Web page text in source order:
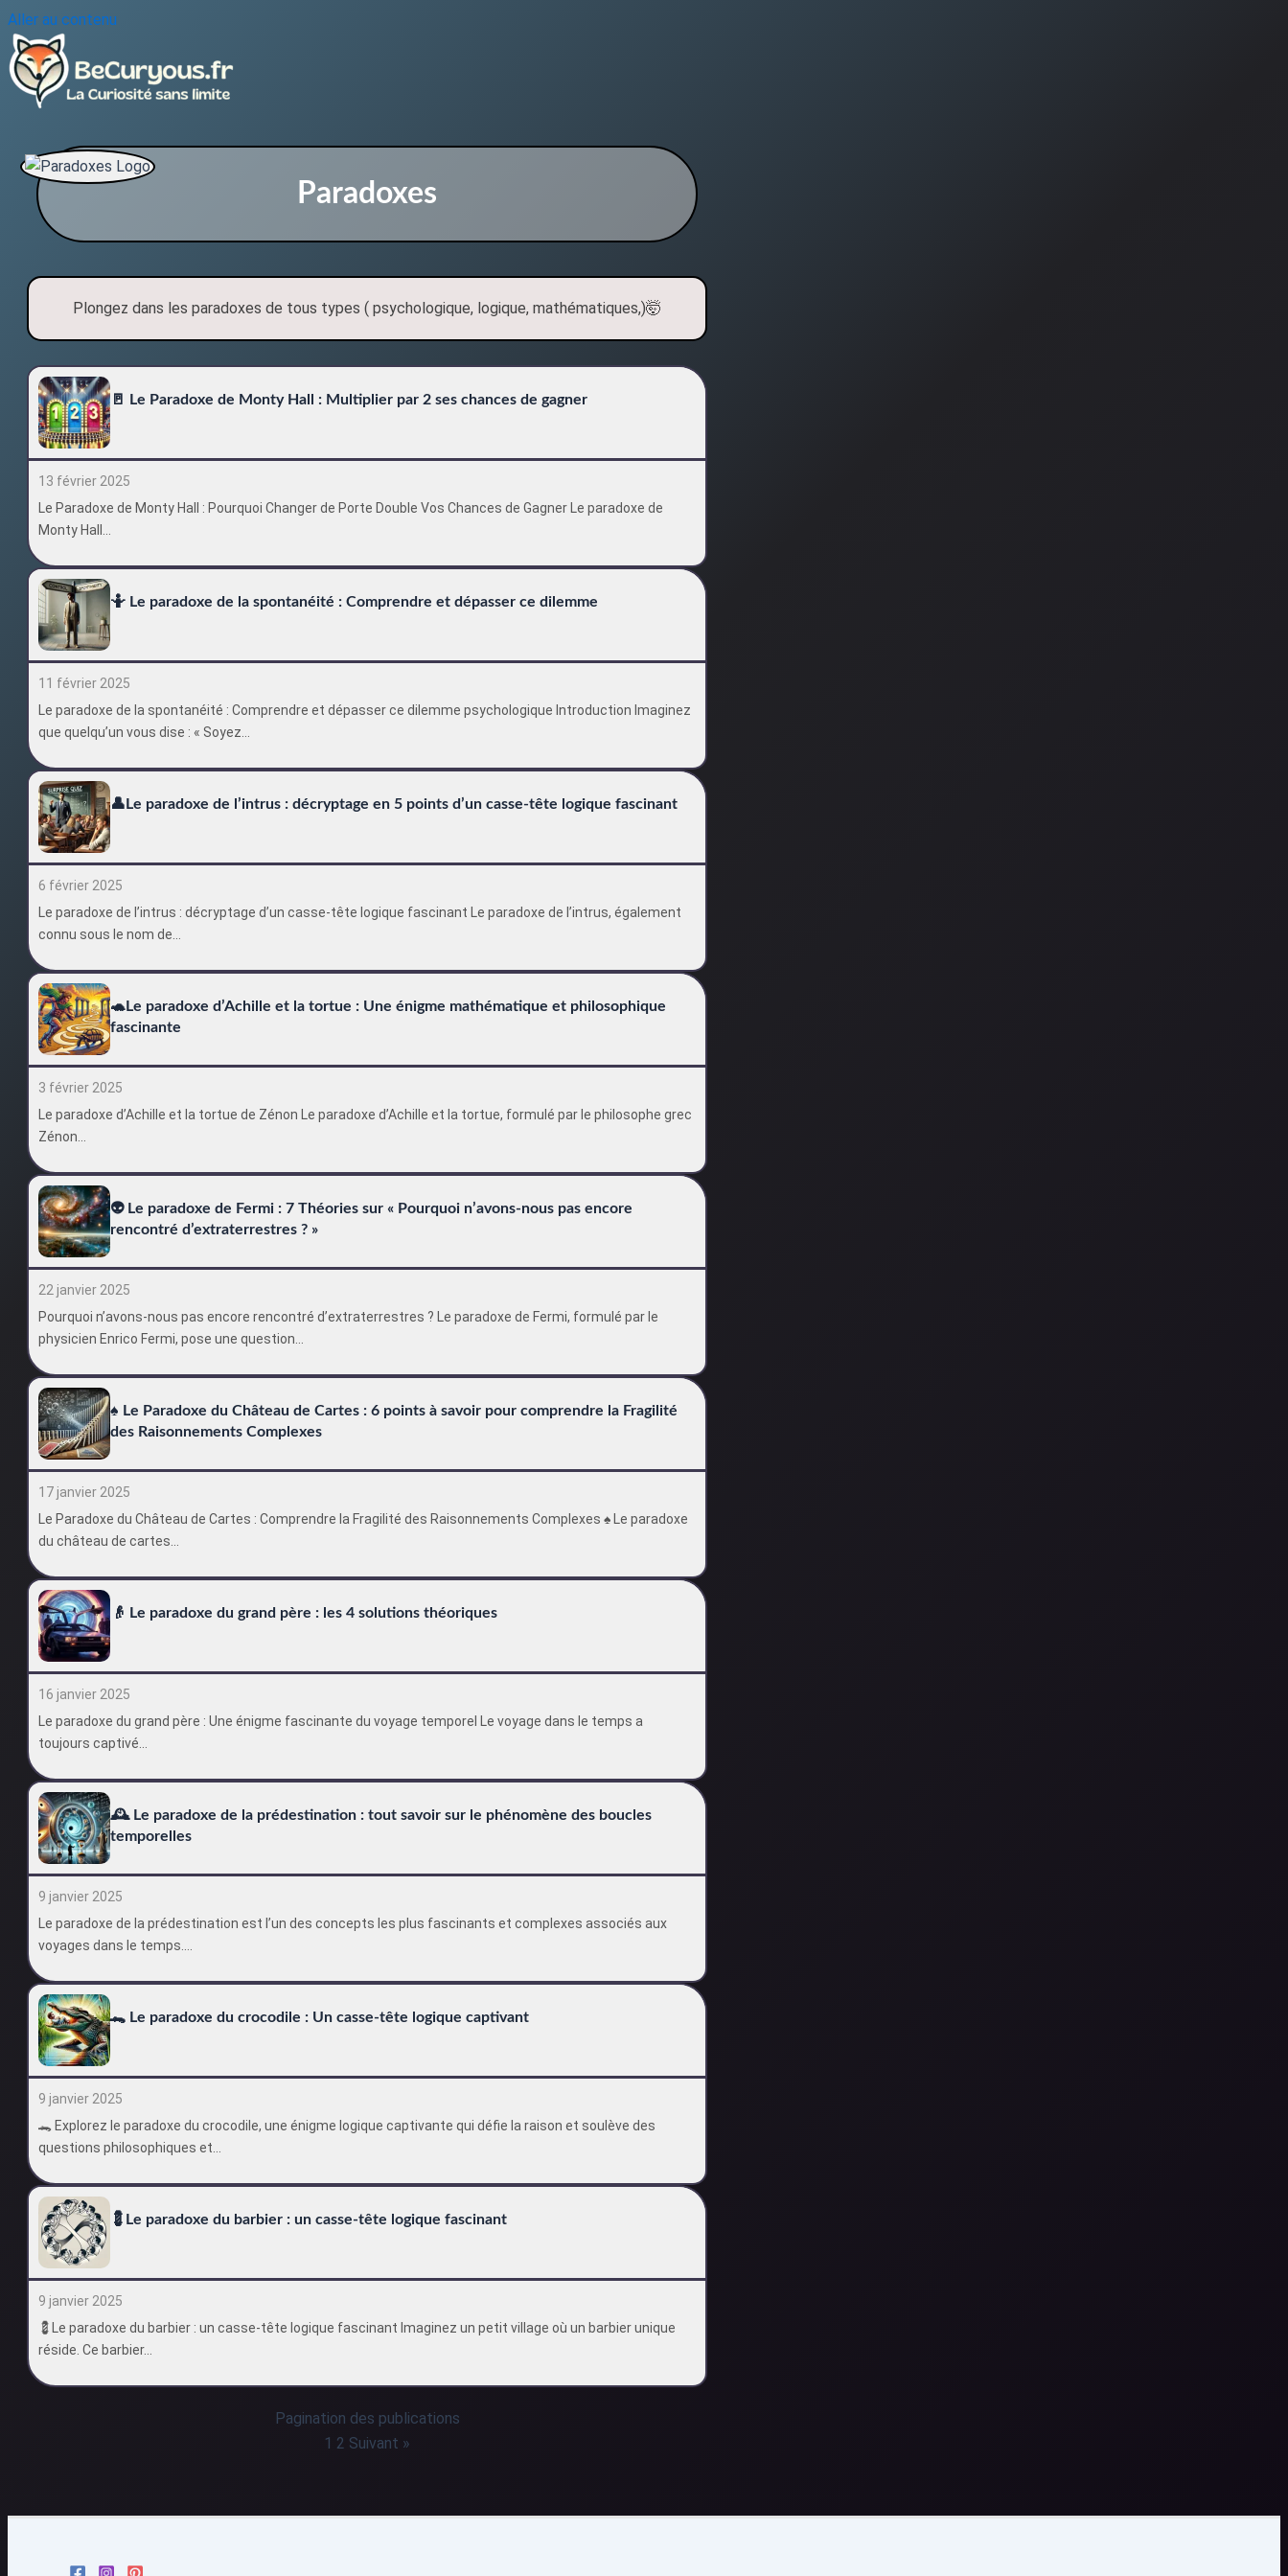
Aller au contenu
Paradoxes
Plongez dans les paradoxes de tous types ( psychologique, logique, mathématiques,)🤯
🚪 Le Paradoxe de Monty Hall : Multiplier par 2 ses chances de gagner
13 février 2025
Le Paradoxe de Monty Hall : Pourquoi Changer de Porte Double Vos Chances de Gagner Le paradoxe de
Monty Hall…
🤷 Le paradoxe de la spontanéité : Comprendre et dépasser ce dilemme
11 février 2025
Le paradoxe de la spontanéité : Comprendre et dépasser ce dilemme psychologique Introduction Imaginez
que quelqu’un vous dise : « Soyez…
👤Le paradoxe de l’intrus : décryptage en 5 points d’un casse-tête logique fascinant
6 février 2025
Le paradoxe de l’intrus : décryptage d’un casse-tête logique fascinant Le paradoxe de l’intrus, également
connu sous le nom de…
🐢Le paradoxe d’Achille et la tortue : Une énigme mathématique et philosophique
fascinante
3 février 2025
Le paradoxe d’Achille et la tortue de Zénon Le paradoxe d’Achille et la tortue, formulé par le philosophe grec
Zénon…
👽 Le paradoxe de Fermi : 7 Théories sur « Pourquoi n’avons-nous pas encore
rencontré d’extraterrestres ? »
22 janvier 2025
Pourquoi n’avons-nous pas encore rencontré d’extraterrestres ? Le paradoxe de Fermi, formulé par le
physicien Enrico Fermi, pose une question…
♠️ Le Paradoxe du Château de Cartes : 6 points à savoir pour comprendre la Fragilité
des Raisonnements Complexes
17 janvier 2025
Le Paradoxe du Château de Cartes : Comprendre la Fragilité des Raisonnements Complexes ♠️ Le paradoxe
du château de cartes…
👴 Le paradoxe du grand père : les 4 solutions théoriques
16 janvier 2025
Le paradoxe du grand père : Une énigme fascinante du voyage temporel Le voyage dans le temps a
toujours captivé…
🕰️ Le paradoxe de la prédestination : tout savoir sur le phénomène des boucles
temporelles
9 janvier 2025
Le paradoxe de la prédestination est l’un des concepts les plus fascinants et complexes associés aux
voyages dans le temps.…
🐊 Le paradoxe du crocodile : Un casse-tête logique captivant
9 janvier 2025
🐊 Explorez le paradoxe du crocodile, une énigme logique captivante qui défie la raison et soulève des
questions philosophiques et…
💈Le paradoxe du barbier : un casse-tête logique fascinant
9 janvier 2025
💈Le paradoxe du barbier : un casse-tête logique fascinant Imaginez un petit village où un barbier unique
réside. Ce barbier…
Pagination des publications
1 2 Suivant »